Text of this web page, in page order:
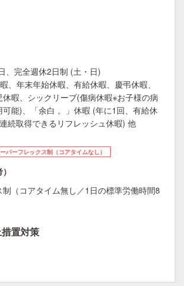
、完全週休2日制 (土・日)
、年末年始休暇、有給休暇、慶弔休暇、
休暇、シックリーブ(傷病休暇※お子様の病
能)、「余白 。」休暇 (年に1回、有給休
続取得できるリフレッシュ休暇) 他
パーフレックス制（コアタイムなし）
制（コアタイム無し／1日の標準労働時間8
置対策